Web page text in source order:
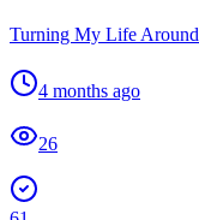
Turning My Life
4 months ago
26